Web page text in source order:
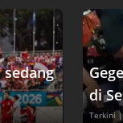
sedang
di
Terkini